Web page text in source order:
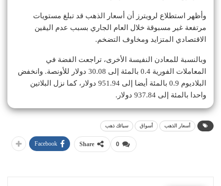
وأظهر استطلاع لرويترز أن أسعار الذهب قد تبلغ مستويات
مرتفعة غير مسبوقة خلال العام الجاري بسبب عدم اليقين
الاقتصادي المتزايد ومخاوف التضخم.
وبالنسبة للمعادن النفيسة الأخرى، تراجعت الفضة في
المعاملات الفورية 0.4 بالمئة إلى 30.08 دولار للأونصة. وانخفض
البلاديوم 0.9 بالمئة أيضا إلى 951.94 دولار، كما نزل البلاتين
واحدا بالمئة إلى 937.84 دولار.
أسعار الذهب أسواق سبائك ذهب
0
Share
Facebook